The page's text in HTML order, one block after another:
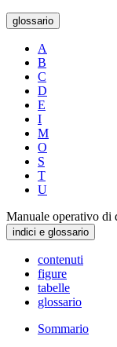
glossario
A
B
C
D
E
I
M
O
S
T
U
Manuale operativo di
indici e glossario
contenuti
figure
tabelle
glossario
Sommario